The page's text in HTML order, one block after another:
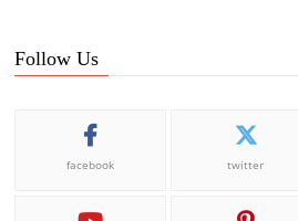
Follow Us
facebook twitter